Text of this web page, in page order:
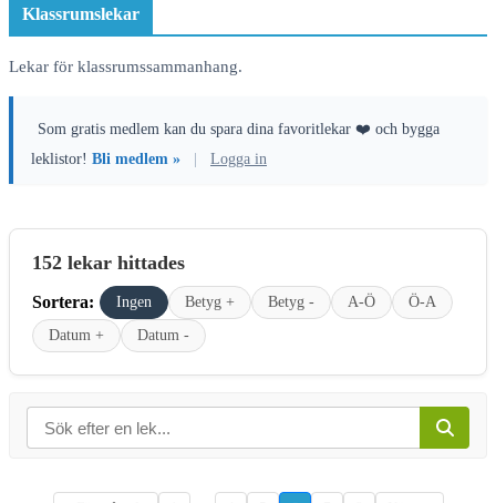
Klassrumslekar
Lekar för klassrumssammanhang.
Som gratis medlem kan du spara dina favoritlekar ❤️ och bygga
leklistor! Bli medlem » Logga in
152 lekar hittades
Sortera: Ingen Betyg + Betyg - A-Ö
Ö-A
Datum +
Datum -